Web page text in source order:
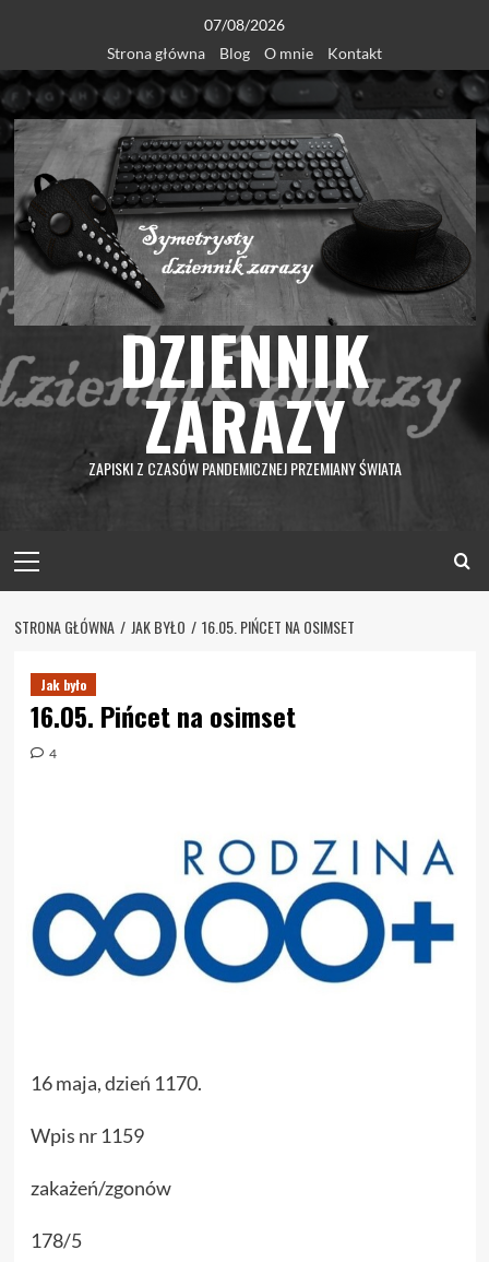
content
07/08/2026
Strona główna
Blog O mnie Kontakt
DZIENNIK
ZARAZY
ZAPISKI Z CZASÓW PANDEMICZNEJ PRZEMIANY ŚWIATA
Menu
STRONA GŁÓWNA JAK BYŁO 16.05. PIŃCET NA OSIMSET
Jak było
16.05. Pińcet na osimset
4
16 maja, dzień 1170.
Wpis nr 1159
zakażeń/zgonów
178/5